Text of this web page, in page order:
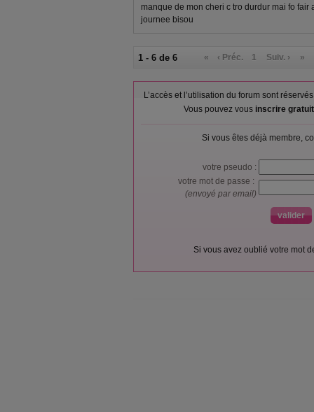
manque de mon cheri c tro durdur mai fo fair
journee bisou
1 - 6 de 6 « ‹ Préc. 1 Suiv. › »
L’accès et l’utilisation du forum sont
Vous pouvez vous inscrire
Si vous êtes déjà membre,
votre pseudo :
votre mot de passe :
(envoyé par email)
Si vous avez oublié votre mot